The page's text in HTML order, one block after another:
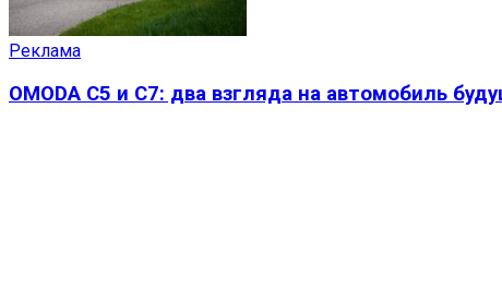
Реклама
OMODA C5 и C7: два взгляда на автомобиль